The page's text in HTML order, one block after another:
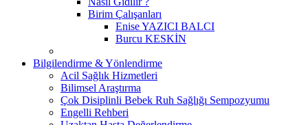
Birim Çalışanları
Enise YAZICI BALCI
Burcu KESKİN
Bilgilendirme & Yönlendirme
Acil Sağlık Hizmetleri
Bilimsel Araştırma
Çok Disiplinli Bebek Ruh Sağlığı Sempozyumu
Engelli Rehberi